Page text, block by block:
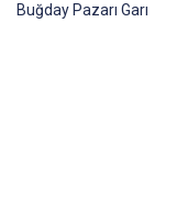
Buğday Pazarı Garı